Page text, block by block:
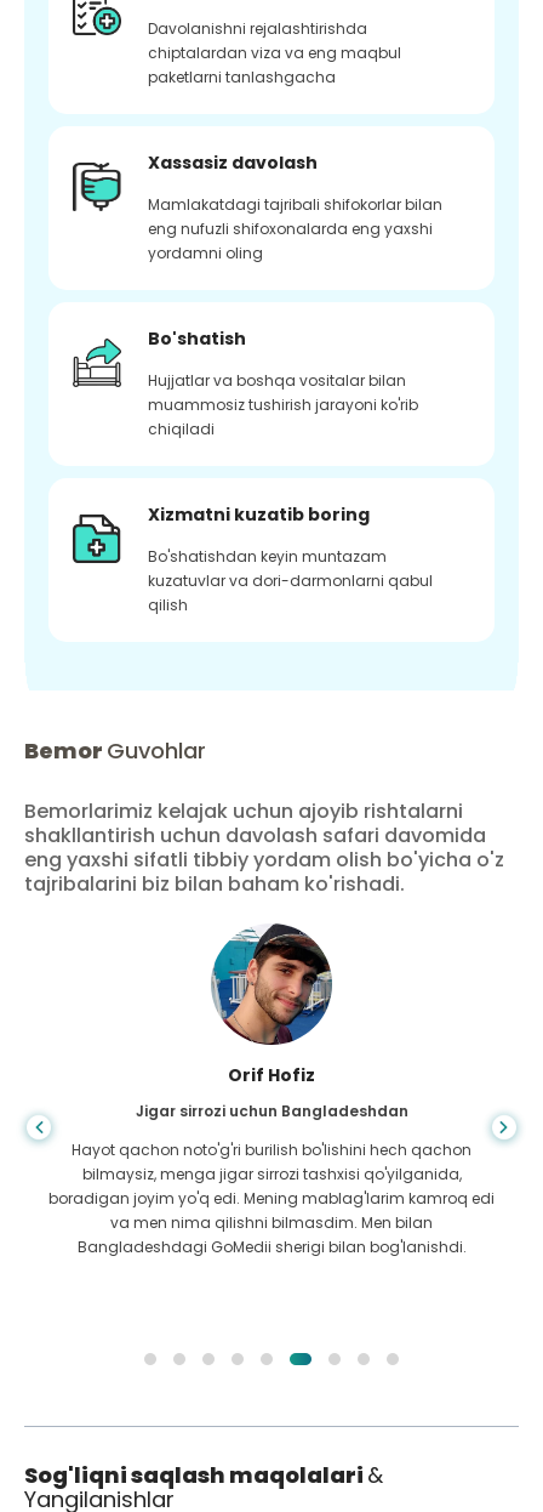
Davolanishni rejalashtirishda
chiptalardan viza va eng maqbul
paketlarni tanlashgacha
Xassasiz davolash
Mamlakatdagi tajribali shifokorlar bilan
eng nufuzli shifoxonalarda eng yaxshi
yordamni oling
Bo'shatish
Hujjatlar va boshqa vositalar bilan
muammosiz tushirish jarayoni ko'rib
chiqiladi
Xizmatni kuzatib boring
Bo'shatishdan keyin muntazam
kuzatuvlar va dori-darmonlarni qabul
qilish
Bemor Guvohlar
Bemorlarimiz kelajak uchun ajoyib rishtalarni
shakllantirish uchun davolash safari davomida
eng yaxshi sifatli tibbiy yordam olish bo'yicha o'z
tajribalarini biz bilan baham ko'rishadi.
Orif Hofiz
Jigar sirrozi uchun Bangladeshdan
Hayot qachon noto'g'ri burilish bo'lishini hech qachon
bilmaysiz, menga jigar sirrozi tashxisi qo'yilganida,
boradigan joyim yo'q edi. Mening mablag'larim kamroq edi
va men nima qilishni bilmasdim. Men bilan
Bangladeshdagi GoMedii sherigi bilan bog'lanishdi.
Sog'liqni saqlash maqolalari &
Yangilanishlar